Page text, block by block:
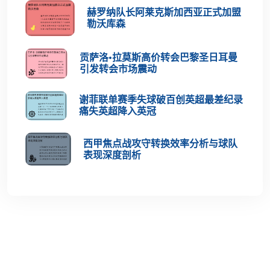
赫罗纳队长阿莱克斯加西亚正式加盟
勒沃库森
贡萨洛·拉莫斯高价转会巴黎圣日耳曼
引发转会市场震动
谢菲联单赛季失球破百创英超最差纪录
痛失英超降入英冠
西甲焦点战攻守转换效率分析与球队
表现深度剖析